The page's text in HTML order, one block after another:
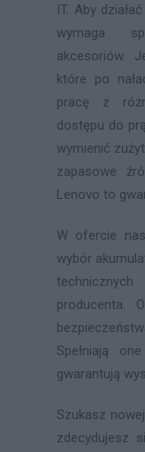
IT. Aby
wymaga
akcesoriów.
które po
pracę z
dostępu do
wymienić
zapasowe
Lenovo to
W ofercie
wybór
producenta.
Spełniają
gwarantują
Szukasz
zdecydujesz